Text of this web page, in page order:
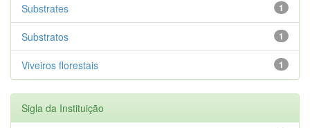
1
Substrates
1
Substratos
1
Viveiros florestais
Sigla da Instituição